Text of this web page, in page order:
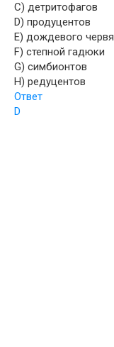
C) детритофагов
D) продуцентов
E) дождевого червя
F) степной гадюки
G) симбионтов
H) редуцентов
Ответ
D